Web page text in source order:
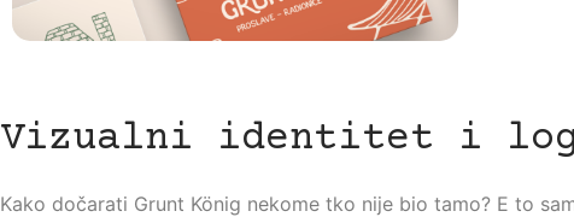
Vizualni identitet i
Kako dočarati Grunt König nekome tko nije bio tamo? E to